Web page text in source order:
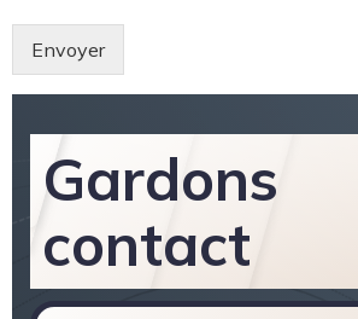
Envoyer
Gardons
contact